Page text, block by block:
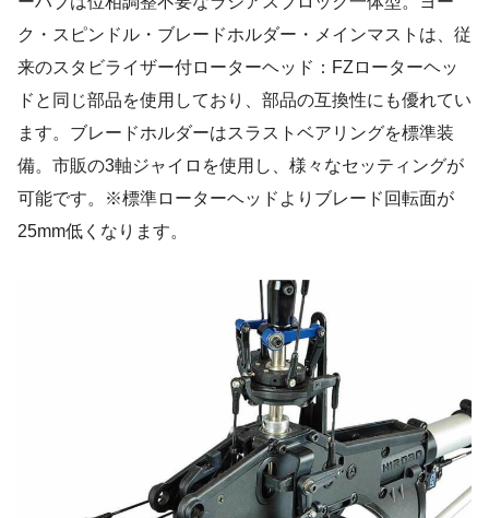
ク・スピンドル・ブレードホルダー・メインマストは、従
来のスタビライザー付ローターヘッド：FZローターヘッ
ドと同じ部品を使用しており、部品の互換性にも優れてい
ます。ブレードホルダーはスラストベアリングを標準装
備。市販の3軸ジャイロを使用し、様々なセッティングが
可能です。※標準ローターヘッドよりブレード回転面が
25mm低くなります。